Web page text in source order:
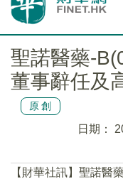
聖諾醫藥-
董事辭任及
原創
日期：
【財華社訊】聖諾醫